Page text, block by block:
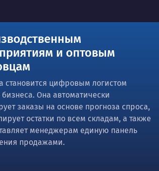
и оптовым
становится цифровым логистом
Она автоматически
заказы на основе прогноза спроса,
остатки по всем складам, а также
менеджерам единую панель
продажами.